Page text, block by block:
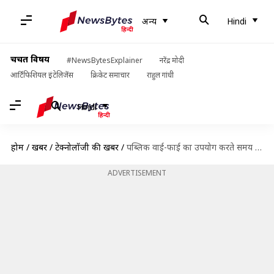
अन्य Hindi
चर्चित विषय #NewsBytesExplainer
नरेंद्र मोदी
आर्टिफिशियल इंटेलिजेंस
क्रिकेट समाचार राहुल गांधी
Hindi
होम / खबरें / टेक्नोलॉजी की खबरें / पब्लिक वाई-फाई का उपयोग करते समय किन बातों पर ध्यान देना चाहिए?
ADVERTISEMENT